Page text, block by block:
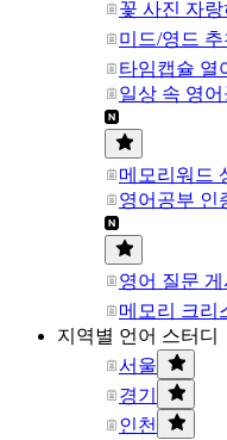
꽃 사진 자랑
미드/영드
타임캡슐 열
일상 속 영어
메모리워드
영어공부 인
영어 질문
메모리 크리
지역별 언어 스터디
서울
경기
인천